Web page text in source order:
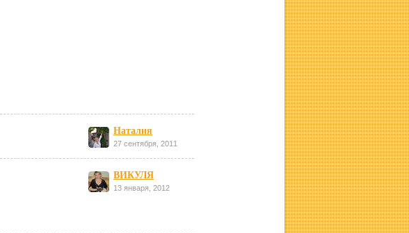
Наталия
27 сентября, 2011
ВИКУЛЯ
13 января, 2012